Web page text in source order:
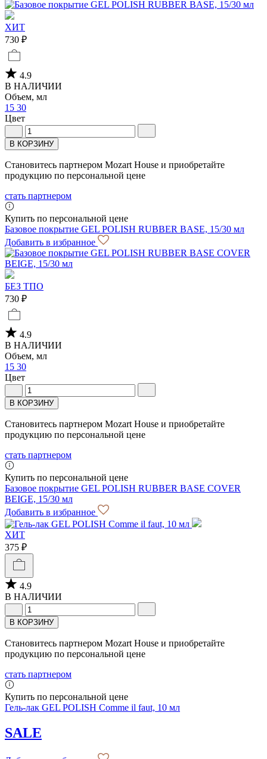
ХИТ
730 ₽
4.9
В НАЛИЧИИ
Объем, мл
15 30
Цвет
В КОРЗИНУ
Становитесь партнером Mozart House и приобретайте
продукцию по персональной цене
стать партнером
Купить по персональной цене
Базовое покрытие GEL POLISH RUBBER BASE, 15/30 мл
Добавить в избранное
БЕЗ ТПО
730 ₽
4.9
В НАЛИЧИИ
Объем, мл
15 30
Цвет
В КОРЗИНУ
Становитесь партнером Mozart House и приобретайте
продукцию по персональной цене
стать партнером
Купить по персональной цене
Базовое покрытие GEL POLISH RUBBER BASE COVER
BEIGE, 15/30 мл
Добавить в избранное
ХИТ
375 ₽
4.9
В НАЛИЧИИ
В КОРЗИНУ
Становитесь партнером Mozart House и приобретайте
продукцию по персональной цене
стать партнером
Купить по персональной цене
Гель-лак GEL POLISH Comme il faut, 10 мл
SALE